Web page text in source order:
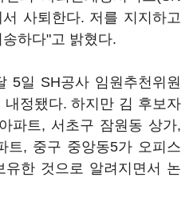
사퇴한다. 저를 지지하고
하다"고 밝혔다.
5일 SH공사 임원추천위원
정됐다. 하지만 김 후보자
파트, 서초구 잠원동 상가,
트, 중구 중앙동5가 오피스
한 것으로 알려지면서 논